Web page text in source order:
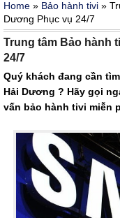
Home » Bảo hành tivi »
Dương Phục vụ 24/7
Trung tâm Bảo hành
24/7
Quý khách đang cần
Hải Dương ? Hãy gọi
vấn bảo hành tivi miễn